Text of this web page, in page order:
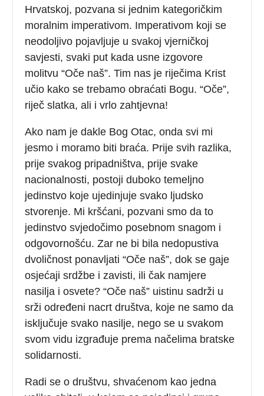
Hrvatskoj, pozvana si jednim kategoričkim
moralnim imperativom. Imperativom koji se
neodoljivo pojavljuje u svakoj vjerničkoj
savjesti, svaki put kada usne izgovore
molitvu “Oče naš”. Tim nas je riječima Krist
učio kako se trebamo obraćati Bogu. “Oče”,
riječ slatka, ali i vrlo zahtjevna!
Ako nam je dakle Bog Otac, onda svi mi
jesmo i moramo biti braća. Prije svih razlika,
prije svakog pripadništva, prije svake
nacionalnosti, postoji duboko temeljno
jedinstvo koje ujedinjuje svako ljudsko
stvorenje. Mi kršćani, pozvani smo da to
jedinstvo svjedočimo posebnom snagom i
odgovornošću. Zar ne bi bila nedopustiva
dvoličnost ponavljati “Oče naš”, dok se gaje
osjećaji srdžbe i zavisti, ili čak namjere
nasilja i osvete? “Oče naš” uistinu sadrži u
srži određeni nacrt društva, koje ne samo da
isključuje svako nasilje, nego se u svakom
svom vidu izgrađuje prema načelima bratske
solidarnosti.
Radi se o društvu, shvaćenom kao jedna